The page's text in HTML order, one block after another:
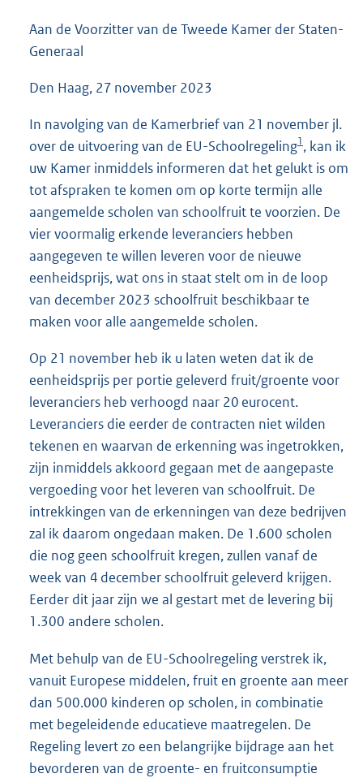
b
Aan de Voorzitter van de Tweede Kamer der Staten-
Generaal
Den Haag, 27 november 2023
In navolging van de Kamerbrief van 21 november jl.
over de uitvoering van de EU-Schoolregeling1, kan ik
uw Kamer inmiddels informeren dat het gelukt is om
tot afspraken te komen om op korte termijn alle
aangemelde scholen van schoolfruit te voorzien. De
vier voormalig erkende leveranciers hebben
aangegeven te willen leveren voor de nieuwe
eenheidsprijs, wat ons in staat stelt om in de loop
van december 2023 schoolfruit beschikbaar te
maken voor alle aangemelde scholen.
Op 21 november heb ik u laten weten dat ik de
eenheidsprijs per portie geleverd fruit/groente voor
leveranciers heb verhoogd naar 20 eurocent.
Leveranciers die eerder de contracten niet wilden
tekenen en waarvan de erkenning was ingetrokken,
zijn inmiddels akkoord gegaan met de aangepaste
vergoeding voor het leveren van schoolfruit. De
intrekkingen van de erkenningen van deze bedrijven
zal ik daarom ongedaan maken. De 1.600 scholen
die nog geen schoolfruit kregen, zullen vanaf de
week van 4 december schoolfruit geleverd krijgen.
Eerder dit jaar zijn we al gestart met de levering bij
1.300 andere scholen.
Met behulp van de EU-Schoolregeling verstrek ik,
vanuit Europese middelen, fruit en groente aan meer
dan 500.000 kinderen op scholen, in combinatie
met begeleidende educatieve maatregelen. De
Regeling levert zo een belangrijke bijdrage aan het
bevorderen van de groente- en fruitconsumptie